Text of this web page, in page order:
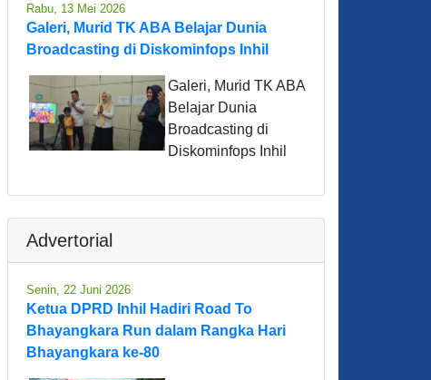
Rabu, 13 Mei 2026
Galeri, Murid TK ABA Belajar Dunia
Broadcasting di Diskominfops Inhil
Galeri, Murid TK ABA
Belajar Dunia
Broadcasting di
Diskominfops Inhil
Advertorial
Senin, 22 Juni 2026
Ketua DPRD Inhil Hadiri Road To
Bhayangkara Run dalam Rangka Hari
Bhayangkara ke-80